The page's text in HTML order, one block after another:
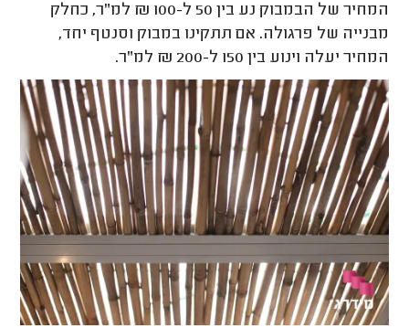
המחיר של הבמבוק נע בין 50 ל-100 ₪ למ"ר, כחלק
מבנייה של פרגולה. אם תתקינו במבוק וסנטף יחד,
המחיר יעלה וינוע בין 150 ל-200 ₪ למ"ר.